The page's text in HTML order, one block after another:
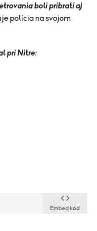
boli pribratí aj
polícia na svojom
pri Nitre:
Embed kód